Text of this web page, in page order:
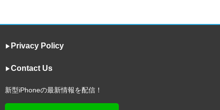
▶︎ Privacy Policy
▶︎Contact Us
新型iPhoneの最新情報を配信！